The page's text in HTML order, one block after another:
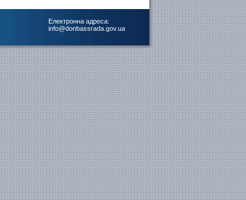
Електронна адреса:
info@donbassrada.gov.ua